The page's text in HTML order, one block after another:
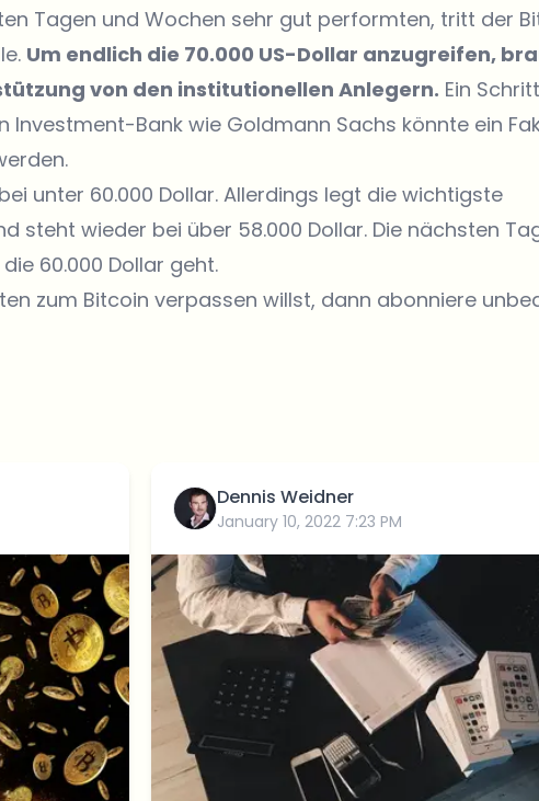
Tagen und Wochen sehr gut performten, tritt der
Um endlich die 70.000 US-Dollar anzugreifen,
von den institutionellen Anlegern. Ein
Bank wie Goldmann Sachs könnte ein
unter 60.000 Dollar. Allerdings legt die wichtigste
steht wieder bei über 58.000 Dollar. Die nächsten
60.000 Dollar geht.
zum Bitcoin verpassen willst, dann abonniere
Dennis Weidner
January 10, 2022 7:23 PM